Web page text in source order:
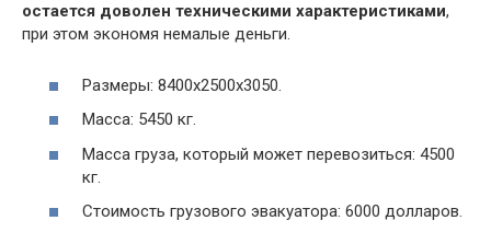
остается доволен техническими характеристиками,
при этом экономя немалые деньги.
Размеры: 8400х2500х3050.
Масса: 5450 кг.
Масса груза, который может перевозиться: 4500
кг.
Стоимость грузового эвакуатора: 6000 долларов.